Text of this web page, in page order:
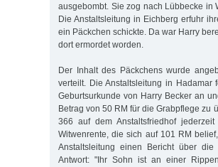
ausgebombt. Sie zog nach Lübbecke in
Die Anstaltsleitung in Eichberg erfuhr
ein Päckchen schickte. Da war Harry
dort ermordet worden.
Der Inhalt des Päckchens wurde
verteilt. Die Anstaltsleitung in Hadamar
Geburtsurkunde von Harry Becker an
Betrag von 50 RM für die Grabpflege zu
366 auf dem Anstaltsfriedhof
Witwenrente, die sich auf 101 RM
Anstaltsleitung einen Bericht über
Antwort: "Ihr Sohn ist an einer